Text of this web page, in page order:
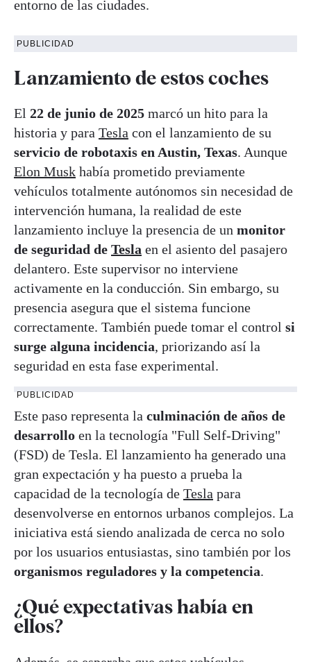
entorno de las ciudades.
PUBLICIDAD
Lanzamiento de estos coches
El 22 de junio de 2025 marcó un hito para la
historia y para Tesla con el lanzamiento de su
servicio de robotaxis en Austin, Texas. Aunque
Elon Musk había prometido previamente
vehículos totalmente autónomos sin necesidad de
intervención humana, la realidad de este
lanzamiento incluye la presencia de un monitor
de seguridad de Tesla en el asiento del pasajero
delantero. Este supervisor no interviene
activamente en la conducción. Sin embargo, su
presencia asegura que el sistema funcione
correctamente. También puede tomar el control si
surge alguna incidencia, priorizando así la
seguridad en esta fase experimental.
PUBLICIDAD
Este paso representa la culminación de años de
desarrollo en la tecnología "Full Self-Driving"
(FSD) de Tesla. El lanzamiento ha generado una
gran expectación y ha puesto a prueba la
capacidad de la tecnología de Tesla para
desenvolverse en entornos urbanos complejos. La
iniciativa está siendo analizada de cerca no solo
por los usuarios entusiastas, sino también por los
organismos reguladores y la competencia.
¿Qué expectativas había en
ellos?